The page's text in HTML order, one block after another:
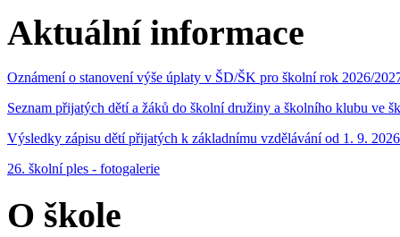
Aktuální informace
Oznámení o stanovení výše úplaty v ŠD/ŠK pro školní rok 2026/
Seznam přijatých dětí a žáků do školní družiny a školního klubu ve
Výsledky zápisu dětí přijatých k základnímu vzdělávání od 1. 9. 2026
26. školní ples - fotogalerie
O škole